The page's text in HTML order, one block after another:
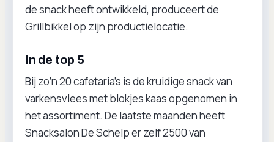
de snack heeft ontwikkeld, produceert de
Grillbikkel op zijn productielocatie.
In de top 5
Bij zo’n 20 cafetaria’s is de kruidige snack van
varkensvlees met blokjes kaas opgenomen in
het assortiment. De laatste maanden heeft
Snacksalon De Schelp er zelf 2500 van